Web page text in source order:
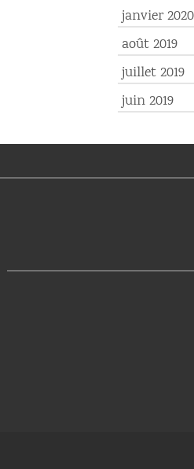
janvier 2020
août 2019
juillet 2019
juin 2019